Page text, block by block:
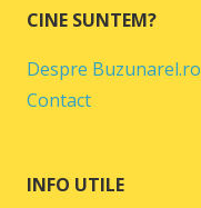
CINE SUNTEM?
Despre Buzunarel.ro
Contact
INFO UTILE